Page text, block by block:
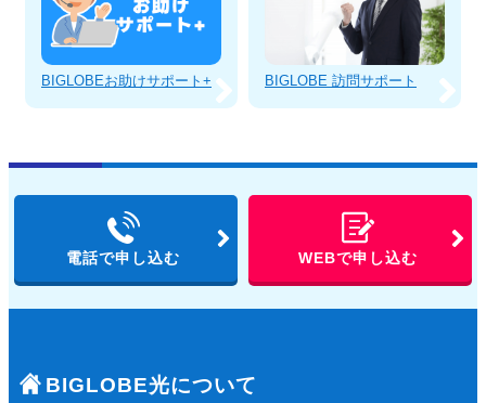
BIGLOBEお助けサポート+ BIGLOBE 訪問サポート
電話で申し込む WEBで申し込む
BIGLOBE光について